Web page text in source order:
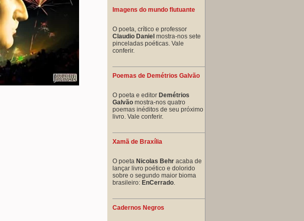
Imagens do mundo flutuante
O poeta, crítico e professor
Claudio Daniel mostra-nos sete
pinceladas poéticas. Vale
conferir.
Poemas de Demétrios Galvão
O poeta e editor Demétrios
Galvão mostra-nos quatro
poemas inéditos de seu próximo
livro. Vale conferir.
Xamã de Braxília
O poeta Nicolas Behr acaba de
lançar livro poético e dolorido
sobre o segundo maior bioma
brasileiro: EnCerrado
Cadernos Negros